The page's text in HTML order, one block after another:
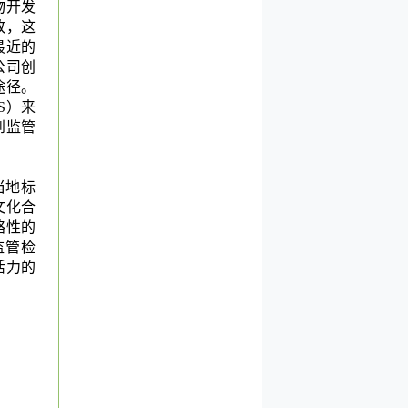
开发
，这
近的
创
。
）来
监管
地标
化合
性的
管检
力的